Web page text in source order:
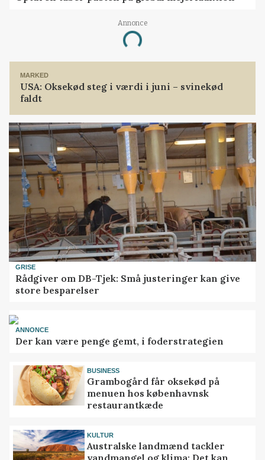
Annonce
Loading...
MARKED
USA: Oksekød steg i værdi i juni – svinekød
faldt
GRISE
Rådgiver om DB-Tjek: Små justeringer kan give
store besparelser
ANNONCE
Der kan være penge gemt, i foderstrategien
BUSINESS
Grambogård får oksekød på
menuen hos københavnsk
restaurantkæde
KULTUR
Australske landmænd tackler
vandmangel og klima: Det kan